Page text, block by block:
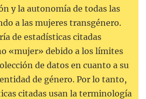
y la autonomía de todas las
a las mujeres transgénero.
de estadísticas citadas
«mujer» debido a los límites
de datos en cuanto a su
de género. Por lo tanto,
citadas usan la terminología